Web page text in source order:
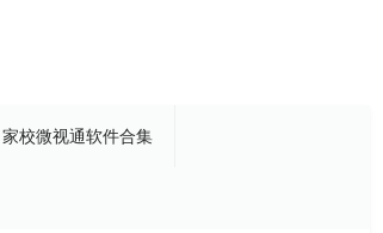
家校微视通软件合集